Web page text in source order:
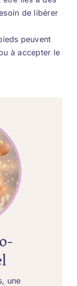
de libérer
peuvent
à accepter le
une